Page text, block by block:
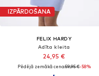
IZPĀRDOŠANA
FELIX HARDY
Adīta kleita
24,95 €
Pēdējā zemākā cena:59,95 €-58%